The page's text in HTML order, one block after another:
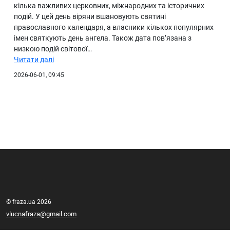
кілька важливих церковних, міжнародних та історичних
подій. У цей день віряни вшановують святині
православного календаря, а власники кількох популярних
імен святкують день ангела. Також дата пов’язана з
низкою подій світової…
Читати далі
2026-06-01, 09:45
© fraza.ua 2026
vlucnafraza@gmail.com